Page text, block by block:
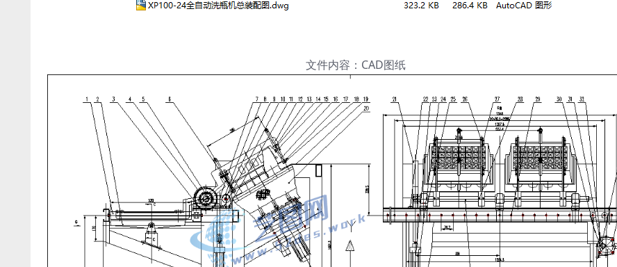
文件内容：CAD图纸